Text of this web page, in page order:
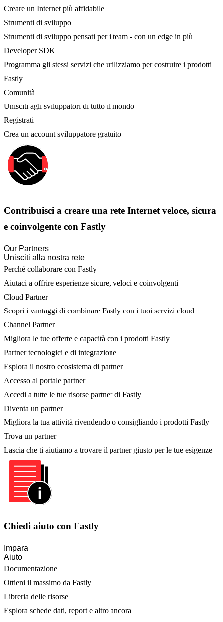
Creare un Internet più affidabile
Strumenti di sviluppo
Strumenti di sviluppo pensati per i team - con un edge in più
Developer SDK
Programma gli stessi servizi che utilizziamo per costruire i prodotti
Fastly
Comunità
Unisciti agli sviluppatori di tutto il mondo
Registrati
Crea un account sviluppatore gratuito
Contribuisci a creare una rete Internet veloce, sicura
e coinvolgente con Fastly
Our Partners
Unisciti alla nostra rete
Perché collaborare con Fastly
Aiutaci a offrire esperienze sicure, veloci e coinvolgenti
Cloud Partner
Scopri i vantaggi di combinare Fastly con i tuoi servizi cloud
Channel Partner
Migliora le tue offerte e capacità con i prodotti Fastly
Partner tecnologici e di integrazione
Esplora il nostro ecosistema di partner
Accesso al portale partner
Accedi a tutte le tue risorse partner di Fastly
Diventa un partner
Migliora la tua attività rivendendo o consigliando i prodotti Fastly
Trova un partner
Lascia che ti aiutiamo a trovare il partner giusto per le tue esigenze
Chiedi aiuto con Fastly
Impara
Aiuto
Documentazione
Ottieni il massimo da Fastly
Libreria delle risorse
Esplora schede dati, report e altro ancora